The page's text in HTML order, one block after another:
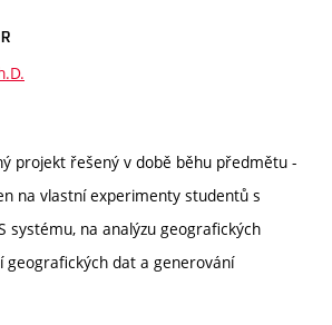
projekt řešený v době běhu předmětu -
na vlastní experimenty studentů s
systému, na analýzu geografických
geografických dat a generování